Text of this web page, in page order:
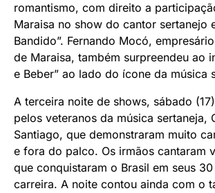
romantismo, com direito a
Maraisa no show do cantor sertanejo
Bandido”. Fernando Mocó,
de Maraisa, também surpreendeu ao
e Beber” ao lado do ícone da música
A terceira noite de shows, sábado
pelos veteranos da música sertaneja,
Santiago, que demonstraram muito
e fora do palco. Os irmãos cantaram
que conquistaram o Brasil em seus
carreira. A noite contou ainda com o